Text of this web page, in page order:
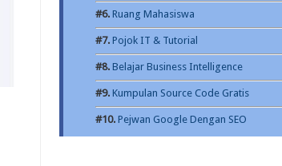
#6.Ruang Mahasiswa
#7.Pojok IT & Tutorial
#8.Belajar Business Intelligence
#9.Kumpulan Source Code Gratis
#10.Pejwan Google Dengan SEO